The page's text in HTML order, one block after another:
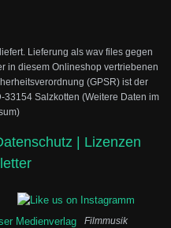
Lieferung als wav files gegen
in diesem Onlineshop vertriebenen
(GPSR) ist der
Salzkotten (Weitere Daten im
| Lizenzen
Filmmusik